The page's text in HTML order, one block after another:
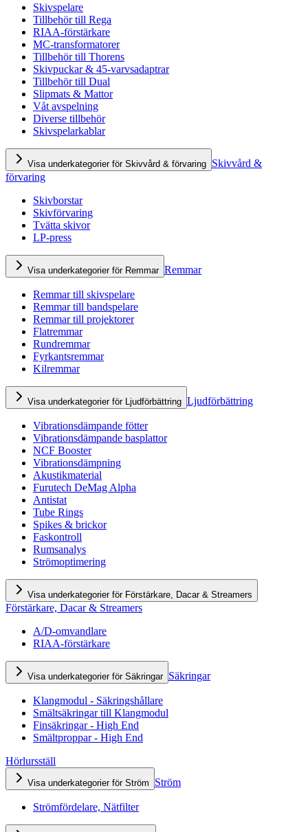
Skivspelare
Tillbehör till Rega
RIAA-förstärkare
MC-transformatorer
Tillbehör till Thorens
Skivpuckar & 45-varvsadaptrar
Tillbehör till Dual
Slipmats & Mattor
Våt avspelning
Diverse tillbehör
Skivspelarkablar
Visa underkategorier för Skivvård & förvaring Skivvård &
förvaring
Skivborstar
Skivförvaring
Tvätta skivor
LP-press
Visa underkategorier för Remmar Remmar
Remmar till skivspelare
Remmar till bandspelare
Remmar till projektorer
Flatremmar
Rundremmar
Fyrkantsremmar
Kilremmar
Visa underkategorier för Ljudförbättring Ljudförbättring
Vibrationsdämpande fötter
Vibrationsdämpande basplattor
NCF Booster
Vibrationsdämpning
Akustikmaterial
Furutech DeMag Alpha
Antistat
Tube Rings
Spikes & brickor
Faskontroll
Rumsanalys
Strömoptimering
Visa underkategorier för Förstärkare, Dacar & Streamers
Förstärkare, Dacar & Streamers
A/D-omvandlare
RIAA-förstärkare
Visa underkategorier för Säkringar Säkringar
Klangmodul - Säkringshållare
Smältsäkringar till Klangmodul
Finsäkringar - High End
Smältproppar - High End
Hörlursställ
Visa underkategorier för Ström Ström
Strömfördelare, Nätfilter